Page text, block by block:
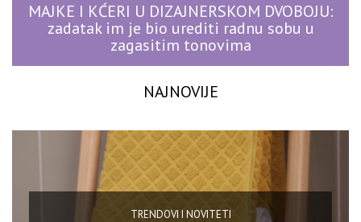
MAJKE I KĆERI U DIZAJNERSKOM DVOBOJU:
zadatak im je bio urediti radnu sobu u
zagasitim tonovima
NAJNOVIJE
TRENDOVI I NOVITETI